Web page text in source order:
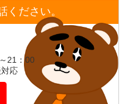
ください。
21：00
応